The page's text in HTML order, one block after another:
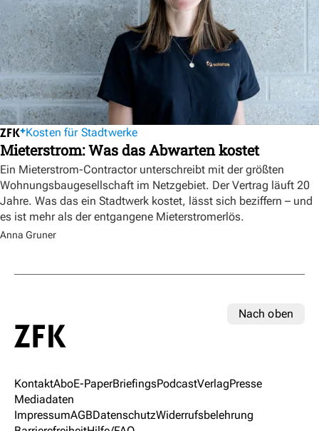
Kosten für Stadtwerke
Mieterstrom: Was das Abwarten kostet
Ein Mieterstrom-Contractor unterschreibt mit der größten
Wohnungsbaugesellschaft im Netzgebiet. Der Vertrag läuft 20
Jahre. Was das ein Stadtwerk kostet, lässt sich beziffern – und
es ist mehr als der entgangene Mieterstromerlös.
Anna Gruner
Nach oben
KontaktAboE-PaperBriefingsPodcastVerlagPresse
Mediadaten
ImpressumAGBDatenschutzWiderrufsbelehrung